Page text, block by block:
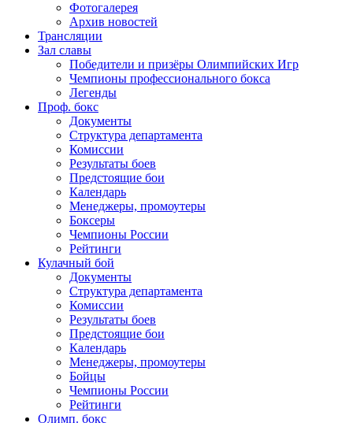
Фотогалерея
Архив новостей
Трансляции
Зал славы
Победители и призёры Олимпийских Игр
Чемпионы профессионального бокса
Легенды
Проф. бокс
Документы
Структура департамента
Комиссии
Результаты боев
Предстоящие бои
Календарь
Менеджеры, промоутеры
Боксеры
Чемпионы России
Рейтинги
Кулачный бой
Документы
Структура департамента
Комиссии
Результаты боев
Предстоящие бои
Календарь
Менеджеры, промоутеры
Бойцы
Чемпионы России
Рейтинги
Олимп. бокс